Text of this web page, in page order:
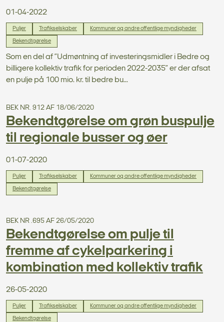
01-04-2022
Puljer Trafikselskaber Kommuner og andre offentlige myndigheder
Bekendtgørelse
Som en del af ”Udmøntning af investeringsmidler i Bedre og
billigere kollektiv trafik for perioden 2022-2035” er der afsat
en pulje på 100 mio. kr. til bedre bu...
BEK NR. 912 AF 18/06/2020
Bekendtgørelse om grøn buspulje
til regionale busser og øer
01-07-2020
Puljer Trafikselskaber Kommuner og andre offentlige myndigheder
Bekendtgørelse
BEK NR .695 AF 26/05/2020
Bekendtgørelse om pulje til
fremme af cykelparkering i
kombination med kollektiv trafik
26-05-2020
Puljer Trafikselskaber Kommuner og andre offentlige myndigheder
Bekendtgørelse